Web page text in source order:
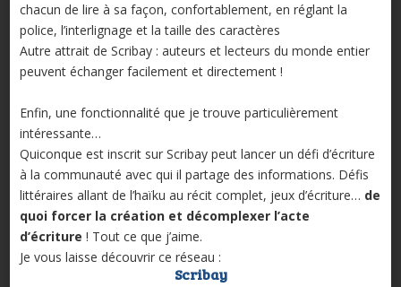
chacun de lire à sa façon, confortablement, en réglant la
police, l’interlignage et la taille des caractères
Autre attrait de Scribay : auteurs et lecteurs du monde entier
peuvent échanger facilement et directement !
Enfin, une fonctionnalité que je trouve particulièrement
intéressante…
Quiconque est inscrit sur Scribay peut lancer un défi d’écriture
à la communauté avec qui il partage des informations. Défis
littéraires allant de l’haïku au récit complet, jeux d’écriture… de
quoi forcer la création et décomplexer l’acte
d’écriture ! Tout ce que j’aime.
Je vous laisse découvrir ce réseau :
Scribay